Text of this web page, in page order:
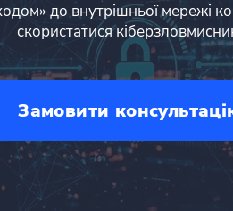
до внутрішньої мережі
скористатися
Замовити